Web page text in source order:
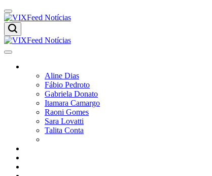
Aline Dias
Fábio Pedroto
Gabriela Donato
Itamara Camargo
Raoni Gomes
Sara Lovatti
Talita Conta